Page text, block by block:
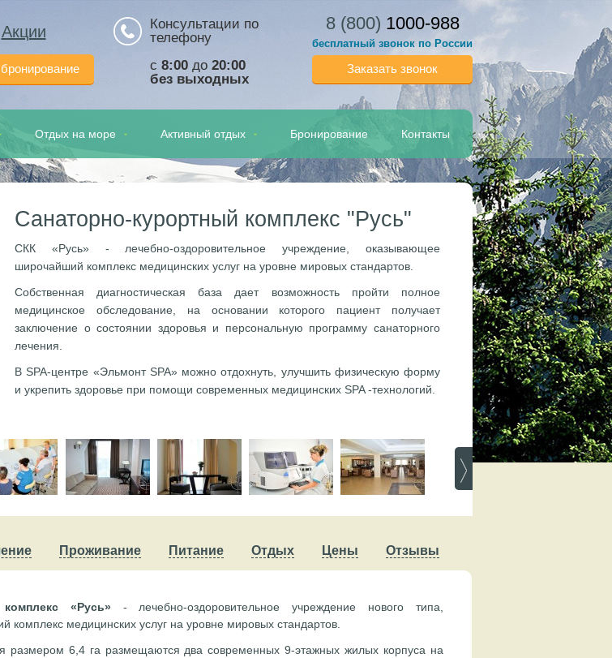
Акции
Консультации по
телефону
с 8:00 до 20:00
без выходных
8 (800) 1000-988
бесплатный звонок по России
Заказать звонок
Отдых на море Активный отдых Бронирование Контакты
Санаторно-курортный комплекс "Русь"
СКК «Русь» - лечебно-оздоровительное учреждение, оказывающее
широчайший комплекс медицинских услуг на уровне мировых стандартов.
Собственная диагностическая база дает возможность пройти полное
медицинское обследование, на основании которого пациент получает
заключение о состоянии здоровья и персональную программу санаторного
лечения.
В SPA-центре «Эльмонт SPA» можно отдохнуть, улучшить физическую форму
и укрепить здоровье при помощи современных медицинских SPA -технологий.
Проживание Питание Отдых Цены Отзывы
«Русь»- лечебно-оздоровительное учреждение нового типа,
медицинских услуг на уровне мировых стандартов.
размером 6,4 га размещаются два современных 9-этажных жилых корпуса на